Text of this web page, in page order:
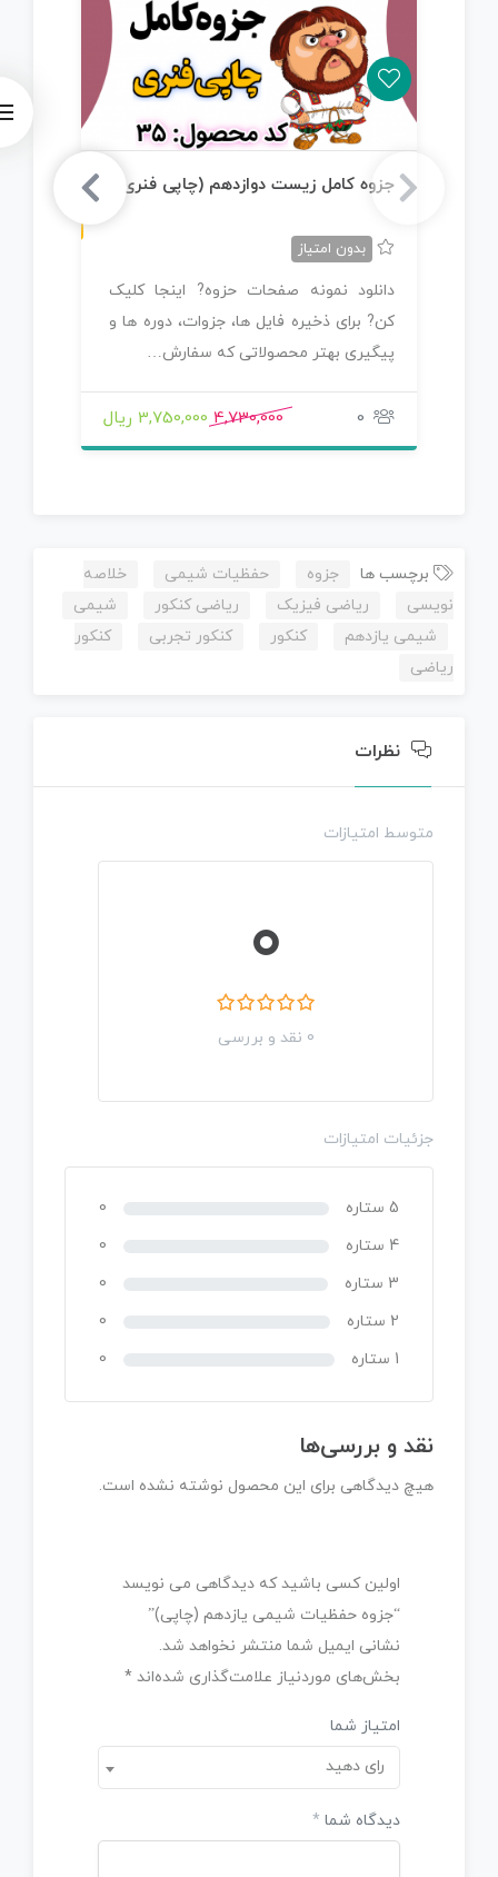
جزوه کامل زیست دوازدهم (چاپی فنری) چاپی رنگی
بدون امتیاز
دانلود نمونه صفحات حزوه? اینجا کلیک
کن? برای ذخیره فایل ها، جزوات، دوره ها و
پیگیری بهتر محصولاتی که سفارش…
0
4,730,000 3,750,000 ریال
برچسب ها جزوه حفظیات شیمی
خلاصه
نویسی
ریاضی فیزیک ریاضی کنکور
شیمی
شیمی یازدهم
کنکور کنکور تجربی
کنکور
ریاضی
نظرات
متوسط امتیازات
0
0 نقد و بررسی
جزئیات امتیازات
5 ستاره
0
4 ستاره
0
3 ستاره
0
2 ستاره
0
1 ستاره
0
نقد و بررسی‌ها
هیچ دیدگاهی برای این محصول نوشته نشده است.
اولین کسی باشید که دیدگاهی می نویسد
“جزوه حفظیات شیمی یازدهم (چاپی)”
نشانی ایمیل شما منتشر نخواهد شد.
بخش‌های موردنیاز علامت‌گذاری شده‌اند *
امتیاز شما
رای دهید
دیدگاه شما *